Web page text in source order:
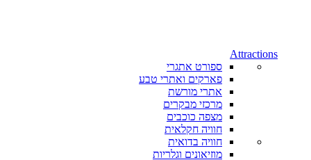
Attractions
ספורט אתגרי
פארקים ואתרי טבע
אתרי מורשת
מרכזי מבקרים
מצפה כוכבים
חוויה חקלאית
חוויה בדואית
מוזיאונים וגלריות